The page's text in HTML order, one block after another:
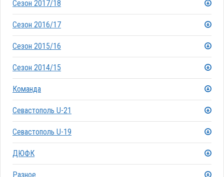
Сезон 2017/18
Сезон 2016/17
Сезон 2015/16
Сезон 2014/15
Команда
Севастополь U-21
Севастополь U-19
ДЮФК
Разное